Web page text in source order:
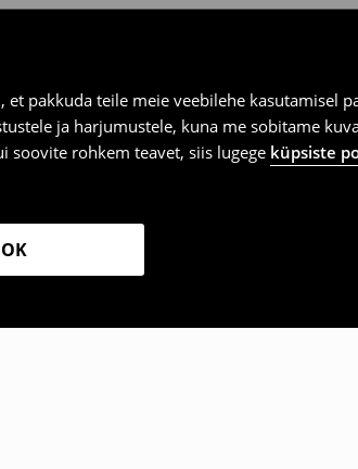
pakkuda teile meie veebilehe
ja harjumustele, kuna me sobitame
soovite rohkem teavet, siis lugege küpsiste
OK